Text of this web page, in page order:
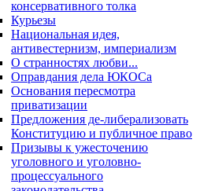
консервативного толка
Курьезы
Национальная идея,
антивестернизм, империализм
О странностях любви...
Оправдания дела ЮКОСа
Основания пересмотра
приватизации
Предложения де-либерализовать
Конституцию и публичное право
Призывы к ужесточению
уголовного и уголовно-
процессуального